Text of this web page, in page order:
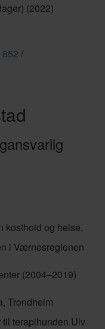
(2022)
/
kosthold og helse.
i Værnesregionen
(2004–2019)
Trondheim
terapihunden Ulv